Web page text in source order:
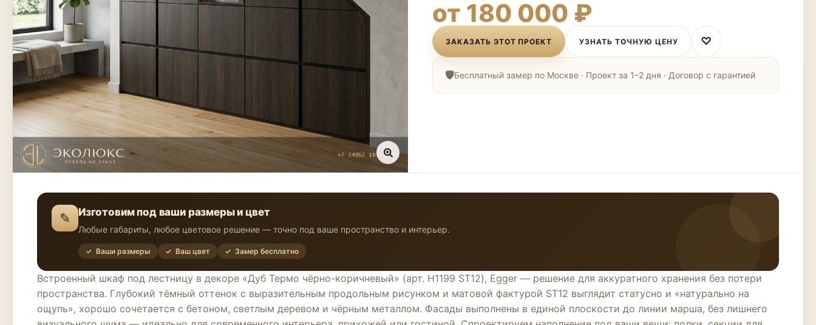
от 180 000 ₽
ЗАКАЗАТЬ ЭТОТ ПРОЕКТ УЗНАТЬ ТОЧНУЮ ЦЕНУ ♡
Бесплатный замер по Москве · Проект за 1–2 дня · Договор с гарантией
✎ Изготовим под ваши размеры и цвет
Любые габариты, любое цветовое решение — точно под ваше пространство и интерьер.
✓ Ваши размеры ✓ Ваш цвет ✓ Замер бесплатно
Встроенный шкаф под лестницу в декоре «Дуб Термо чёрно-коричневый» (арт. H1199 ST12), Egger — решение для аккуратного хранения без потери
пространства. Глубокий тёмный оттенок с выразительным продольным рисунком и матовой фактурой ST12 выглядит статусно и «натурально на
ощупь», хорошо сочетается с бетоном, светлым деревом и чёрным металлом. Фасады выполнены в единой плоскости до линии марша, без лишнего